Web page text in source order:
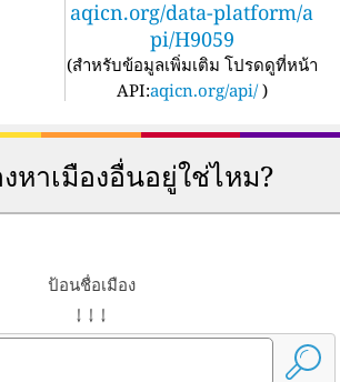
aqicn.org/data-platform/a
pi/H9059
(สำหรับข้อมูลเพิ่มเติม โปรดดูที่หน้า
API:aqicn.org/api/ )
หาเมืองอื่นอยู่ใช่ไหม?
ป้อนชื่อเมือง
↓ ↓ ↓